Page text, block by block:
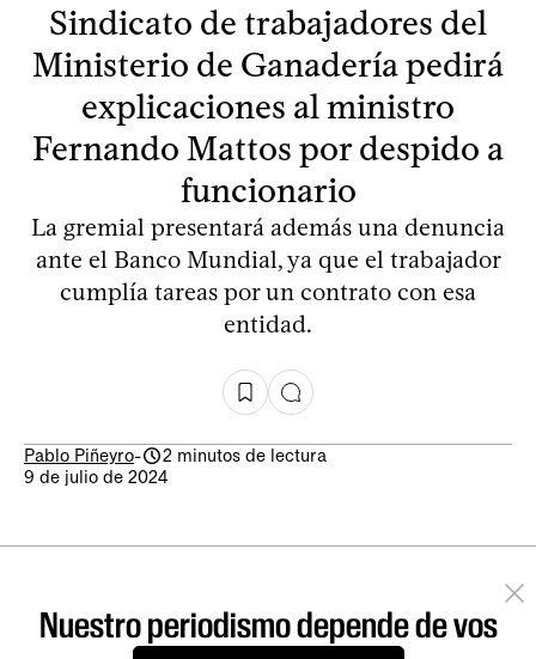
Sindicato de trabajadores del
Ministerio de Ganadería pedirá
explicaciones al ministro
Fernando Mattos por despido a
funcionario
La gremial presentará además una denuncia
ante el Banco Mundial, ya que el trabajador
cumplía tareas por un contrato con esa
entidad.
Pablo Piñeyro-
2 minutos de lectura
9 de julio de 2024
Nuestro periodismo depende de vos